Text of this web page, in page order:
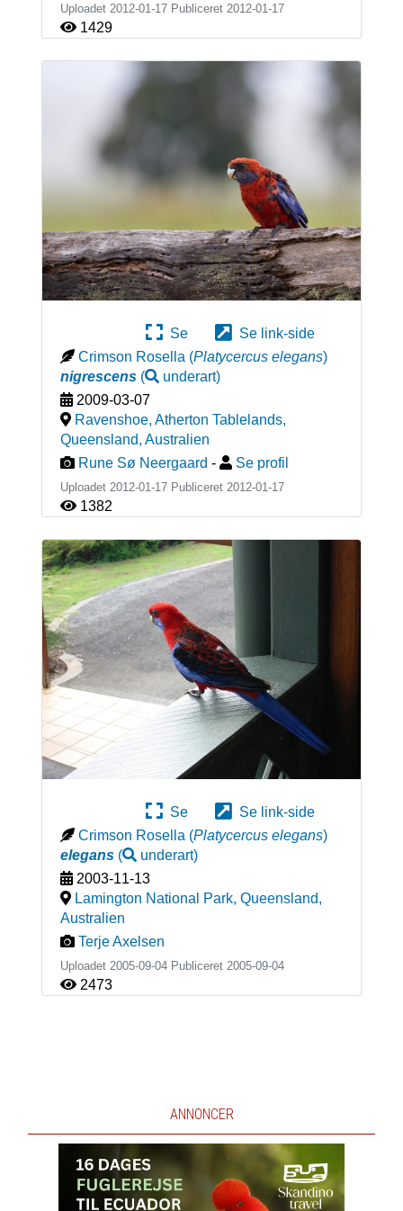
Uploadet 2012-01-17 Publiceret 2012-01-17
1429
Se
Se link-side
Crimson Rosella (Platycercus elegans)
nigrescens( underart)
2009-03-07
Ravenshoe, Atherton Tablelands,
Queensland, Australien
Rune Sø Neergaard - Se profil
Uploadet 2012-01-17 Publiceret 2012-01-17
1382
Se
Se link-side
Crimson Rosella (Platycercus elegans)
elegans( underart)
2003-11-13
Lamington National Park, Queensland,
Australien
Terje Axelsen
Uploadet 2005-09-04 Publiceret 2005-09-04
2473
ANNONCER